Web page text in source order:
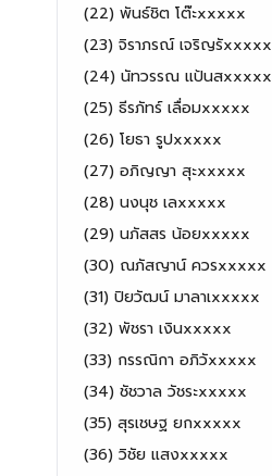
(22) พันธ์ชิต โต๊ะxxxxx
(23) จิราภรณ์ เจริญรัxxxxx
(24) นัทวรรณ แป้นสxxxxx
(25) ธีรภัทร์ เลื่อมxxxxx
(26) โยธา รูปxxxxx
(27) อภิญญา สุะxxxxx
(28) นงนุช เลxxxxx
(29) นภัสสร น้อยxxxxx
(30) ณภัสญาน์ ควรxxxxx
(31) ปิยวัฒน์ มาลาเxxxxx
(32) พัชรา เงินxxxxx
(33) กรรณิกา อภิวัxxxxx
(34) ชัชวาล วัชระxxxxx
(35) สุรเชษฐ ยกxxxxx
(36) วิชัย แสงxxxxx